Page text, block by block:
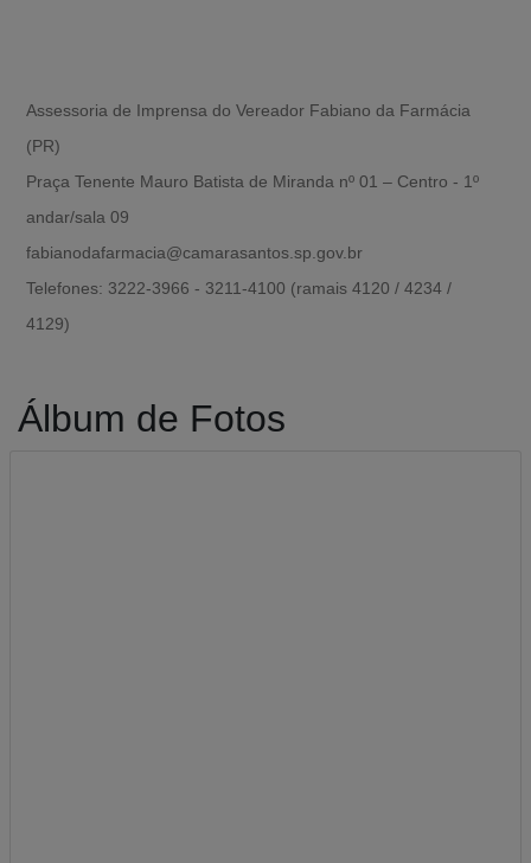
Assessoria de Imprensa do Vereador Fabiano da Farmácia
(PR)
Praça Tenente Mauro Batista de Miranda nº 01 – Centro - 1º
andar/sala 09
fabianodafarmacia@camarasantos.sp.gov.br
Telefones: 3222-3966 - 3211-4100 (ramais 4120 / 4234 /
4129)
Álbum de Fotos